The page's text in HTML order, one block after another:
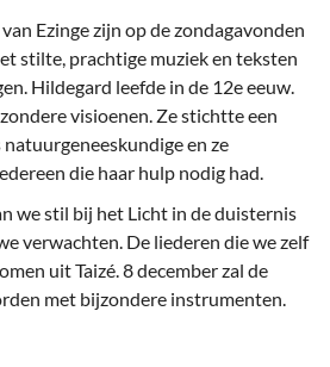
Ezinge zijn op de zondagavonden
stilte, prachtige muziek en teksten
Hildegard leefde in de 12e eeuw.
visioenen. Ze stichtte een
en ze
die haar hulp nodig had.
we stil bij het Licht in de duisternis
verwachten. De liederen die we zelf
uit Taizé. 8 december zal de
met bijzondere instrumenten.